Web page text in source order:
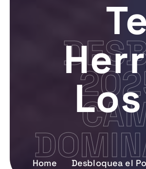
Home Desbloquea el